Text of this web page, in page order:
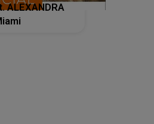
ALEXANDRA